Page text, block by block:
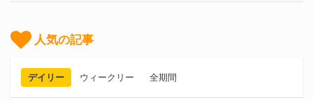
人気の記事
デイリー ウィークリー 全期間